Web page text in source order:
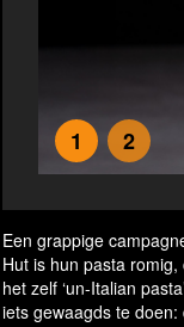
1 2
Een grappige
Hut is hun pasta
het zelf ‘un-Italian
iets gewaagds te